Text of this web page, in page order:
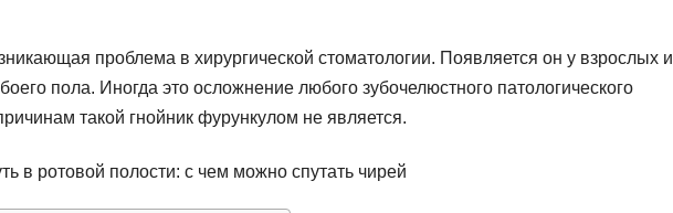
проблема в хирургической стоматологии. Появляется он у взрослых и
пола. Иногда это осложнение любого зубочелюстного патологического
такой гнойник фурункулом не является.